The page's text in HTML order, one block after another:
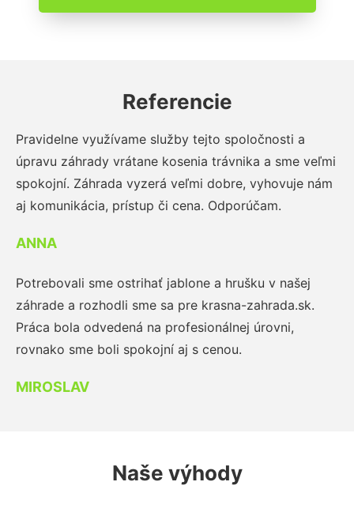
Referencie
Pravidelne využívame služby tejto spoločnosti a
úpravu záhrady vrátane kosenia trávnika a sme veľmi
spokojní. Záhrada vyzerá veľmi dobre, vyhovuje nám
aj komunikácia, prístup či cena. Odporúčam.
ANNA
Potrebovali sme ostrihať jablone a hrušku v našej
záhrade a rozhodli sme sa pre krasna-zahrada.sk.
Práca bola odvedená na profesionálnej úrovni,
rovnako sme boli spokojní aj s cenou.
MIROSLAV
Naše výhody